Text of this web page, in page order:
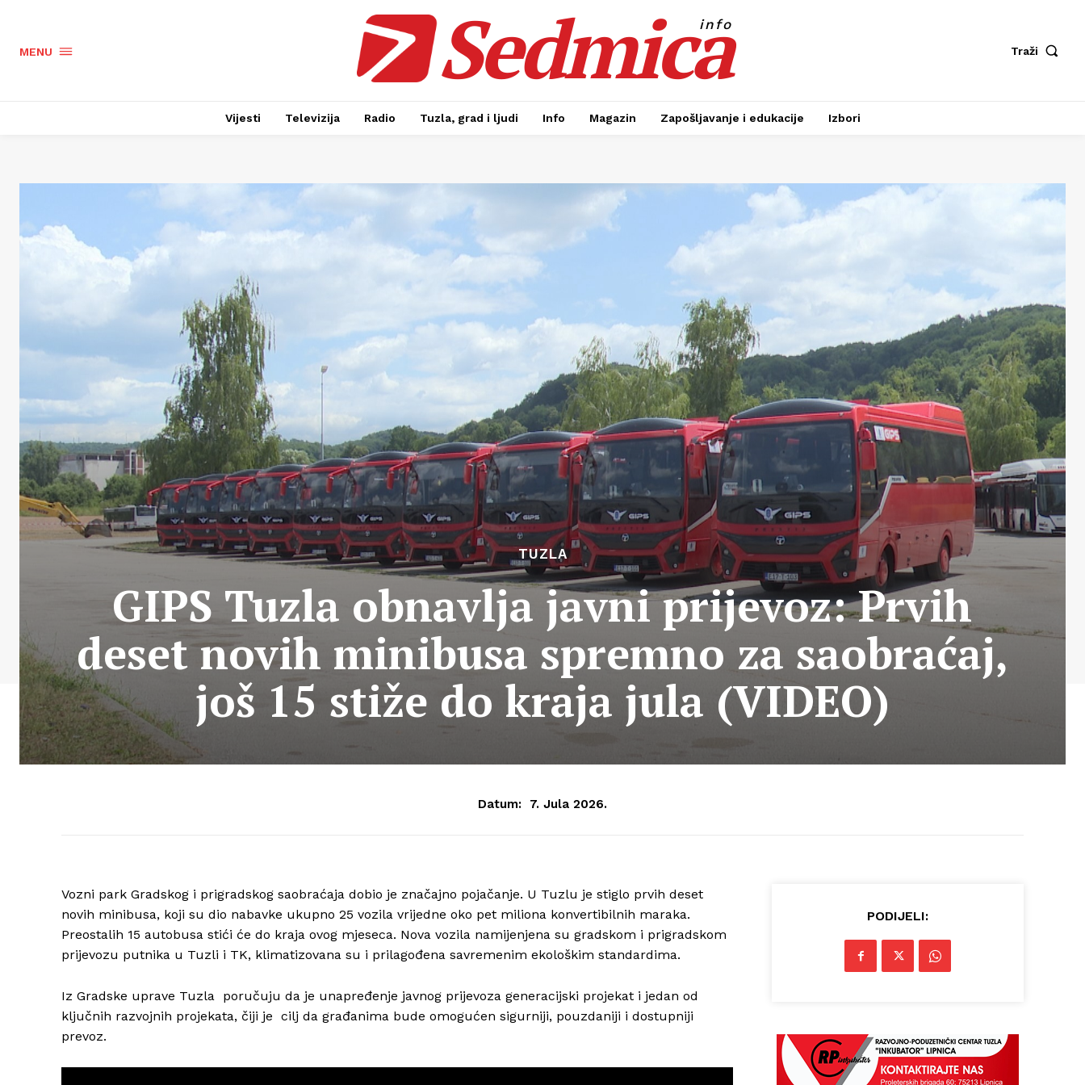
MENU Sedmica
info
Traži
Vijesti Televizija Radio Tuzla, grad i ljudi Info Magazin Zapošljavanje i edukacije Izbori
TUZLA
GIPS Tuzla obnavlja javni prijevoz: Prvih
deset novih minibusa spremno za saobraćaj,
još 15 stiže do kraja jula (VIDEO)
Datum: 7. Jula 2026.
Vozni park Gradskog i prigradskog saobraćaja dobio je značajno pojačanje. U Tuzlu je stiglo prvih deset
novih minibusa, koji su dio nabavke ukupno 25 vozila vrijedne oko pet miliona konvertibilnih maraka.
Preostalih 15 autobusa stići će do kraja ovog mjeseca. Nova vozila namijenjena su gradskom i prigradskom
prijevozu putnika u Tuzli i TK, klimatizovana su i prilagođena savremenim ekološkim standardima.
Iz Gradske uprave Tuzla poručuju da je unapređenje javnog prijevoza generacijski projekat i jedan od
ključnih razvojnih projekata, čiji je cilj da građanima bude omogućen sigurniji, pouzdaniji i dostupniji
prevoz.
PODIJELI: